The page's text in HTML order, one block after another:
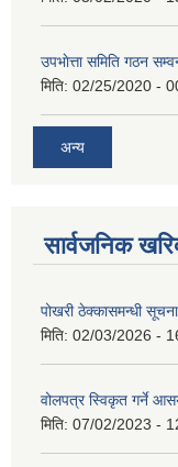
उपभाेत्ता समिति गठन
मिति: 02/25/2020 -
अन्य
सार्वजनिक
पोखरी ठेक्कासमन्धी
मिति: 02/03/2026 -
वोलपत्र स्विकृत गर्ने
मिति: 07/02/2023 -